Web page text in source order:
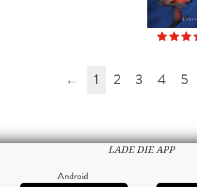
← 1 2 3 4 5
LADE DIE APP
Android